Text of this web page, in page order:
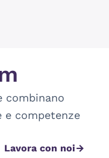
combinano
e competenze
Lavora con noiarrow_forward